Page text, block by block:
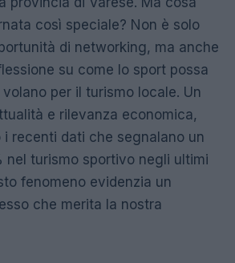
così speciale? Non è solo
di networking, ma anche
su come lo sport possa
per il turismo locale. Un
e rilevanza economica,
i recenti dati che segnalano un
nel turismo sportivo negli ultimi
fenomeno evidenzia un
che merita la nostra